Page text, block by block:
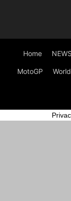
Home NEWS
MotoGP